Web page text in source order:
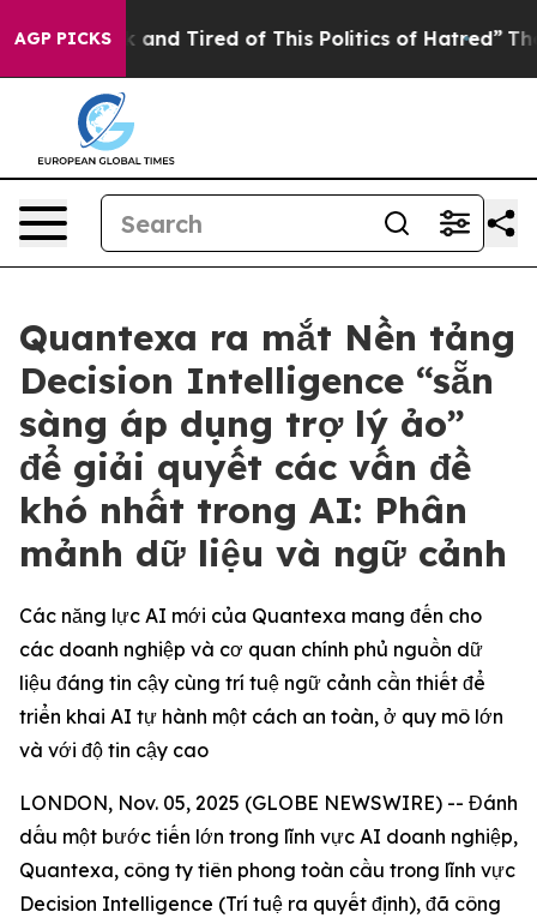
AGP PICKS
Sick and Tired of This Politics of Hatred” The Story
Quantexa ra mắt Nền tảng
Decision Intelligence “sẵn
sàng áp dụng trợ lý ảo”
để giải quyết các vấn đề
khó nhất trong AI: Phân
mảnh dữ liệu và ngữ cảnh
Các năng lực AI mới của Quantexa mang đến cho
các doanh nghiệp và cơ quan chính phủ nguồn dữ
liệu đáng tin cậy cùng trí tuệ ngữ cảnh cần thiết để
triển khai AI tự hành một cách an toàn, ở quy mô lớn
và với độ tin cậy cao
LONDON, Nov. 05, 2025 (GLOBE NEWSWIRE) -- Đánh
dấu một bước tiến lớn trong lĩnh vực AI doanh nghiệp,
Quantexa, công ty tiên phong toàn cầu trong lĩnh vực
Decision Intelligence (Trí tuệ ra quyết định), đã công